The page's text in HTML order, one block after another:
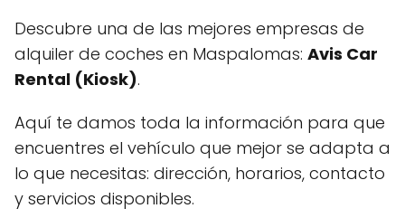
Descubre una de las mejores empresas de
alquiler de coches en Maspalomas: Avis Car
Rental (Kiosk).
Aquí te damos toda la información para que
encuentres el vehículo que mejor se adapta a
lo que necesitas: dirección, horarios, contacto
y servicios disponibles.